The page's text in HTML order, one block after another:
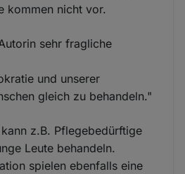
kommen nicht vor.
sehr fragliche
und unserer
gleich zu behandeln."
z.B. Pflegebedürftige
Leute behandeln.
spielen ebenfalls eine